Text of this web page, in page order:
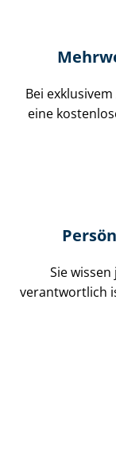
Bei
eine
Sie
verantwortlich